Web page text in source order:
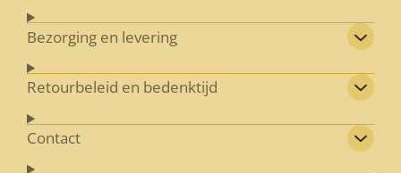
Bezorging en levering
Retourbeleid en bedenktijd
Contact